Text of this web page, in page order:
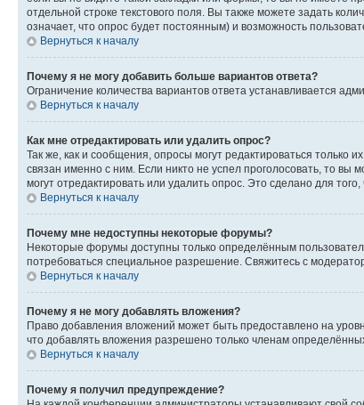
отдельной строке текстового поля. Вы также можете задать
означает, что опрос будет постоянным) и возможность
Вернуться к началу
Почему я не могу добавить больше вариантов ответа?
Ограничение количества вариантов ответа устанавливается
Вернуться к началу
Как мне отредактировать или удалить опрос?
Так же, как и сообщения, опросы могут редактироваться
связан именно с ним. Если никто не успел проголосовать, то вы
могут отредактировать или удалить опрос. Это сделано для
Вернуться к началу
Почему мне недоступны некоторые форумы?
Некоторые форумы доступны только определённым
потребоваться специальное разрешение. Свяжитесь с
Вернуться к началу
Почему я не могу добавлять вложения?
Право добавления вложений может быть предоставлено на
что добавлять вложения разрешено только членам
Вернуться к началу
Почему я получил предупреждение?